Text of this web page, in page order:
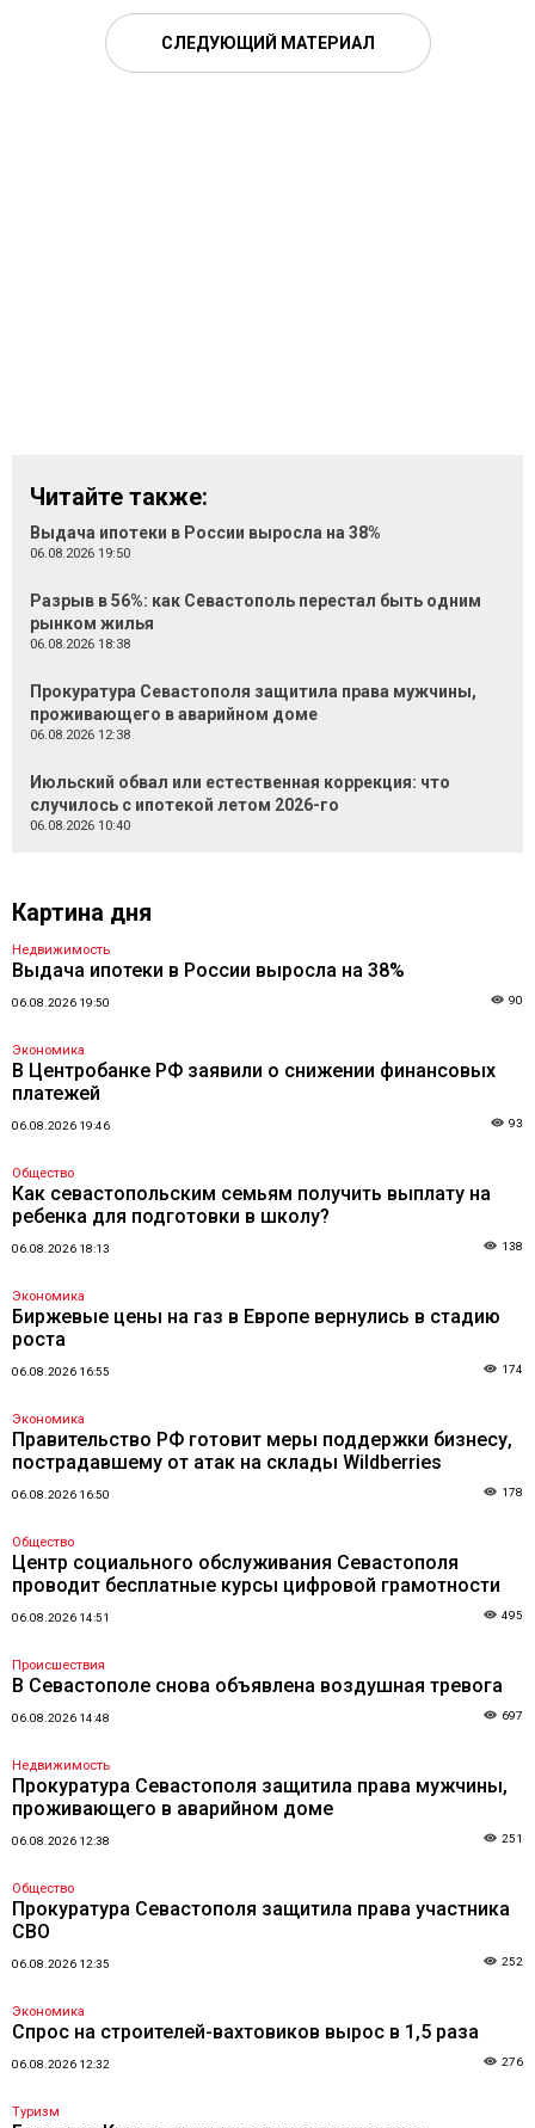
СЛЕДУЮЩИЙ МАТЕРИАЛ
Читайте также:
Выдача ипотеки в России выросла на 38%
06.08.2026 19:50
Разрыв в 56%: как Севастополь перестал быть одним
рынком жилья
06.08.2026 18:38
Прокуратура Севастополя защитила права мужчины,
проживающего в аварийном доме
06.08.2026 12:38
Июльский обвал или естественная коррекция: что
случилось с ипотекой летом 2026-го
06.08.2026 10:40
Картина дня
Недвижимость
Выдача ипотеки в России выросла на 38%
06.08.2026 19:50 90
Экономика
В Центробанке РФ заявили о снижении финансовых
платежей
06.08.2026 19:46 93
Общество
Как севастопольским семьям получить выплату на
ребенка для подготовки в школу?
06.08.2026 18:13 138
Экономика
Биржевые цены на газ в Европе вернулись в стадию
роста
06.08.2026 16:55 174
Экономика
Правительство РФ готовит меры поддержки бизнесу,
пострадавшему от атак на склады Wildberries
06.08.2026 16:50 178
Общество
Центр социального обслуживания Севастополя
проводит бесплатные курсы цифровой грамотности
06.08.2026 14:51 495
Происшествия
В Севастополе снова объявлена воздушная тревога
06.08.2026 14:48 697
Недвижимость
Прокуратура Севастополя защитила права мужчины,
проживающего в аварийном доме
06.08.2026 12:38 251
Общество
Прокуратура Севастополя защитила права участника
СВО
06.08.2026 12:35 252
Экономика
Спрос на строителей-вахтовиков вырос в 1,5 раза
06.08.2026 12:32 276
Туризм